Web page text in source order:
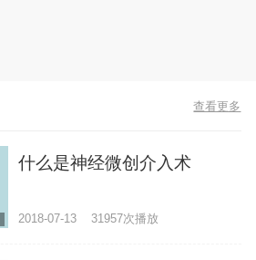
查看更多
什么是神经微创介入术
2018-07-13 31957次播放